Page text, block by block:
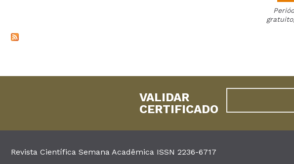
VALIDAR
CERTIFICADO
Revista Científica Semana Acadêmica ISSN 2236-6717